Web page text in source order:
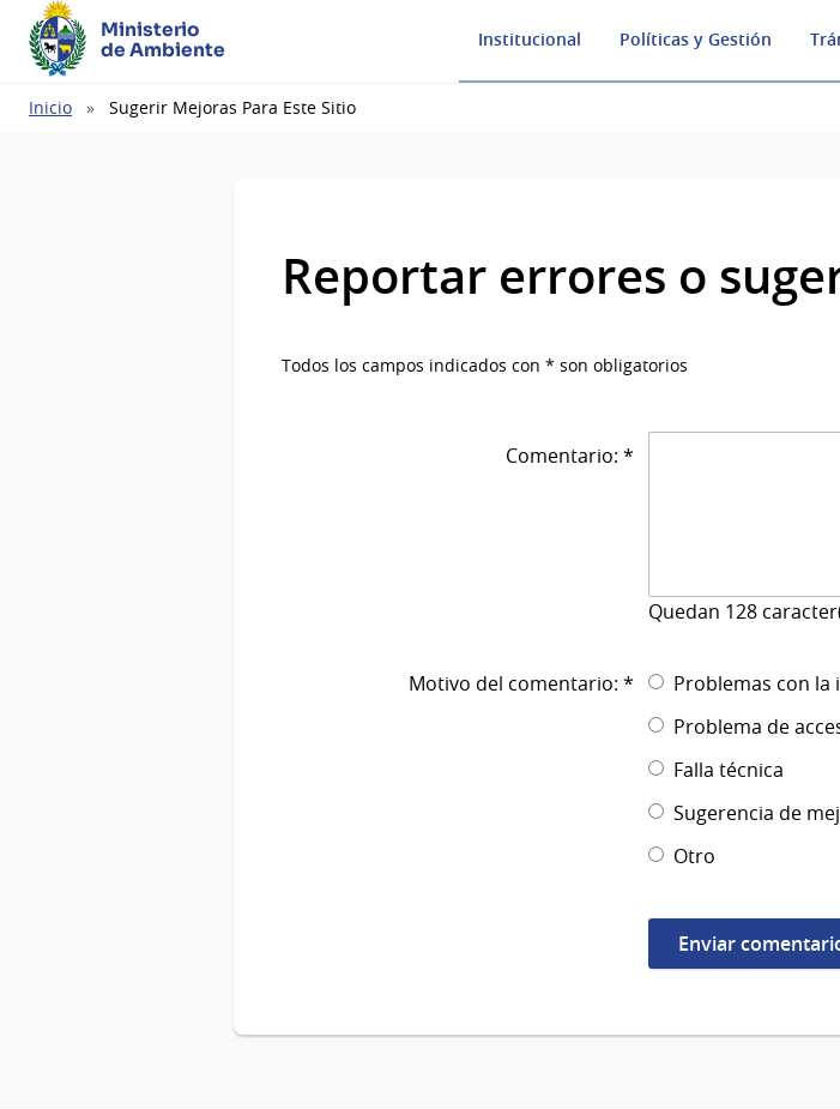
Ministerio
de Ambiente
Institucional Políticas y Gestión
Ruta
Inicio Sugerir Mejoras Para Este Sitio
Reportar errores o
Todos los campos indicados con * son obligatorios
Comentario: *
Quedan 128
Motivo del comentario: *
Problemas con
Problema de
Falla técnica
Sugerencia de
Otro